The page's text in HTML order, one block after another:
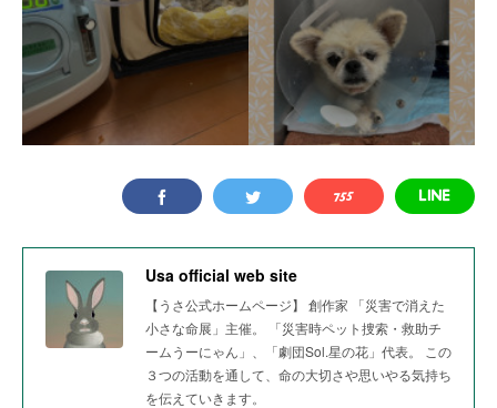
Usa official web site
【うさ公式ホームページ】 創作家 「災害で消えた
小さな命展」主催。 「災害時ペット捜索・救助チ
ームうーにゃん」、「劇団Sol.星の花」代表。 この
３つの活動を通して、命の大切さや思いやる気持ち
を伝えていきます。